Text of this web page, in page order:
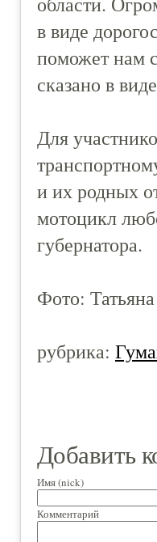
в виде
поможет нам
сказано в
Для
и их родных
мотоцикл
губернатора.
Фото:
рубрика:
Добавить
Имя (nick)
Комментарий